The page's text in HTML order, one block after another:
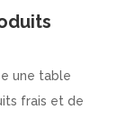
une table
frais et de